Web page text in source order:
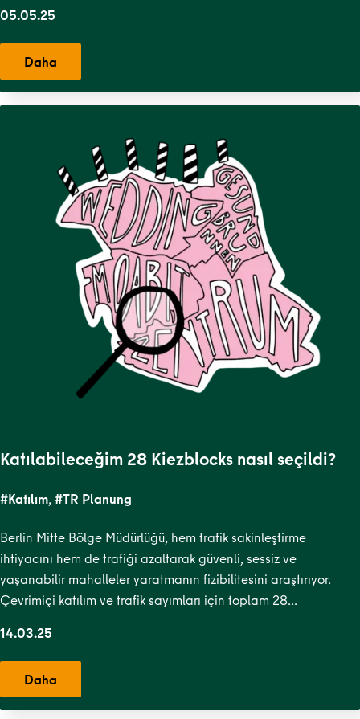
05.05.25
Daha
Katılabileceğim 28 Kiezblocks nasıl seçildi?
#Katılım,#TR Planung
Berlin Mitte Bölge Müdürlüğü, hem trafik sakinleştirme
ihtiyacını hem de trafiği azaltarak güvenli, sessiz ve
yaşanabilir mahalleler yaratmanın fizibilitesini araştırıyor.
Çevrimiçi katılım ve trafik sayımları için toplam 28…
14.03.25
Daha